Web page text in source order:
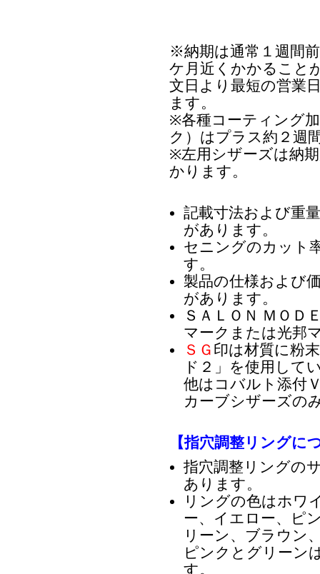
※納期は通常１週間
ケ月近くかかること
文日より最短の営業
ます。
※各種コーティング
ク）はプラス約２週
※左用シザーズは納
かります。
記載寸法および重
があります。
セニングのカット
す。
製品の仕様および
があります。
ＳＡＬＯＮ ＭＯＤ
マークまたは光邦
ＳＧ 印は材質に粉
ド２」を使用して
他はコバルト添付
カーブシザーズの
【指穴調整リングに
指穴調整リングの
あります。
リングの色はホワ
ー、イエロー、ピ
リーン、ブラウン
ピンクとグリーン
す。